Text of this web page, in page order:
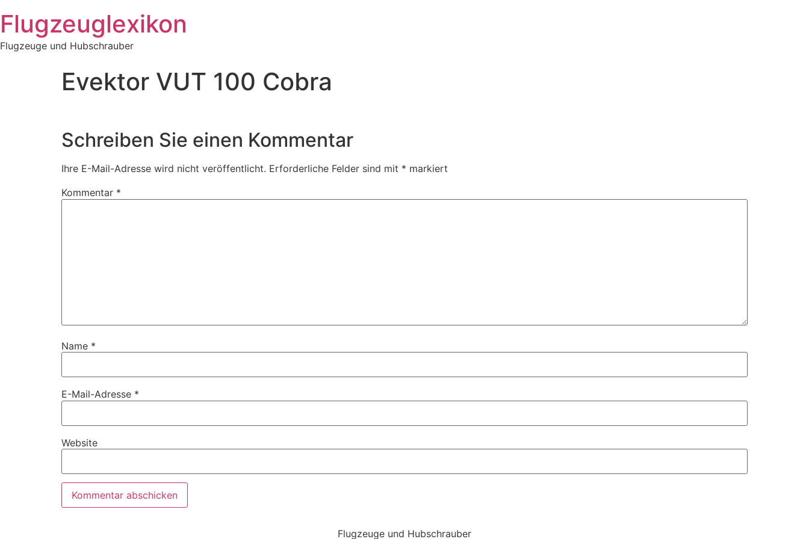
Inhalt
springen
Flugzeuglexikon
Flugzeuge und Hubschrauber
Evektor VUT 100 Cobra
Schreiben Sie einen Kommentar
Ihre E-Mail-Adresse wird nicht veröffentlicht. Erforderliche Felder sind mit * markiert
Kommentar *
Name *
E-Mail-Adresse *
Website
Flugzeuge und Hubschrauber